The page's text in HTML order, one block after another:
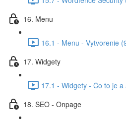
16. Menu
16.1 - Menu - Vytvorenie
17. Widgety
17.1 - Widgety - Čo to je
18. SEO - Onpage